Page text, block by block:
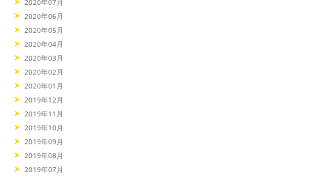
2020年06月
2020年05月
2020年04月
2020年03月
2020年02月
2020年01月
2019年12月
2019年11月
2019年10月
2019年09月
2019年08月
2019年07月